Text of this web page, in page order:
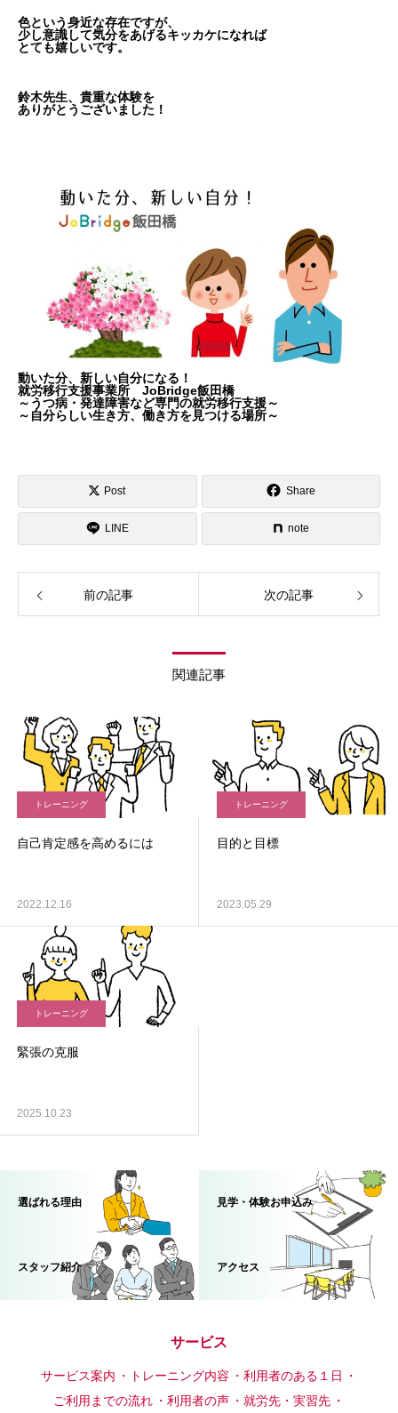
色という身近な存在ですが、
少し意識して気分をあげるキッカケになれば
とても嬉しいです。
鈴木先生、貴重な体験を
ありがとうございました！
動いた分、新しい自分になる！
就労移行支援事業所 JoBridge飯田橋
～うつ病・発達障害など専門の就労移行支援～
～自分らしい生き方、働き方を見つける場所～
Post Share
LINE note
前の記事 次の記事
関連記事
トレーニング
自己肯定感を高めるには
2022.12.16
トレーニング
目的と目標
2023.05.29
トレーニング
緊張の克服
2025.10.23
選ばれる理由 見学・体験お申込み
スタッフ紹介 アクセス
サービス
サービス案内 トレーニング内容
利用者のある１日
ご利用までの流れ
利用者の声 就労先・実習先